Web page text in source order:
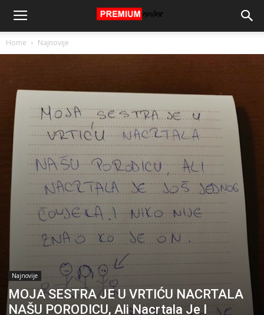
Home Najnovije
Najnovije
MOJA SESTRA JE U VRTIĆU NACRTALA
NAŠU PORODICU, Ali Nacrtala Je I